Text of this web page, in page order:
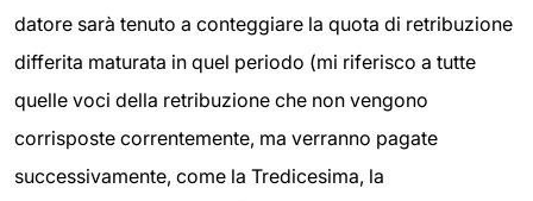
datore sarà tenuto a conteggiare la quota di retribuzione
differita maturata in quel periodo (mi riferisco a tutte
quelle voci della retribuzione che non vengono
corrisposte correntemente, ma verranno pagate
successivamente, come la Tredicesima, la